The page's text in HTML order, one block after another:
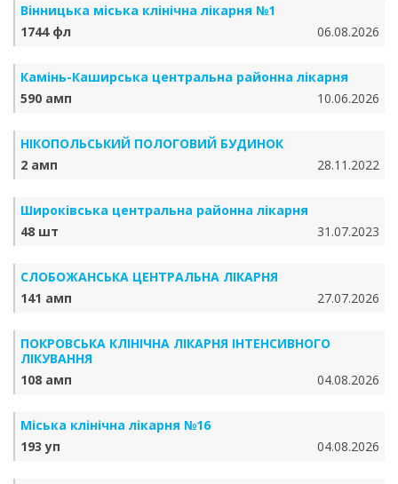
Вінницька міська клінічна лікарня №1
1744 фл
06.08.2026
Камінь-Каширська центральна районна лікарня
590 амп
10.06.2026
НІКОПОЛЬСЬКИЙ ПОЛОГОВИЙ БУДИНОК
2 амп
28.11.2022
Широківська центральна районна лікарня
48 шт
31.07.2023
СЛОБОЖАНСЬКА ЦЕНТРАЛЬНА ЛІКАРНЯ
141 амп
27.07.2026
ПОКРОВСЬКА КЛІНІЧНА ЛІКАРНЯ ІНТЕНСИВНОГО
ЛІКУВАННЯ
108 амп
04.08.2026
Міська клінічна лікарня №16
193 уп
04.08.2026